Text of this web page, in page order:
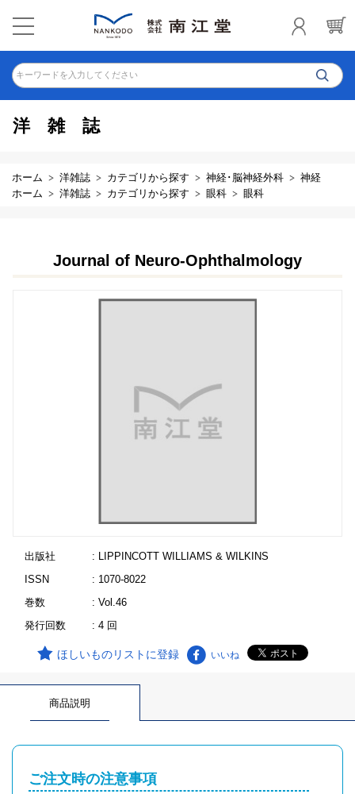
キーワードを入力してください
洋雑誌
ホーム 洋雑誌 カテゴリから探す 神経･脳神経外科
神経
ホーム
洋雑誌 カテゴリから探す 眼科 眼科
Journal of Neuro-Ophthalmology
出版社
: LIPPINCOTT WILLIAMS & WILKINS
ISSN
: 1070-8022
巻数
: Vol.46
発行回数
: 4 回
ほしいものリストに登録 いいね
商品説明
ご注文時の注意事項